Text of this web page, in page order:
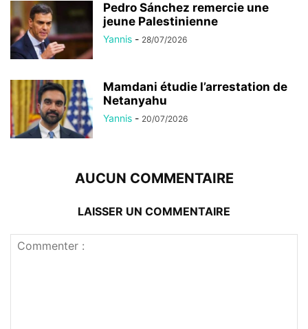
Pedro Sánchez remercie une
jeune Palestinienne
Yannis - 28/07/2026
Mamdani étudie l’arrestation de
Netanyahu
Yannis - 20/07/2026
AUCUN COMMENTAIRE
LAISSER UN COMMENTAIRE